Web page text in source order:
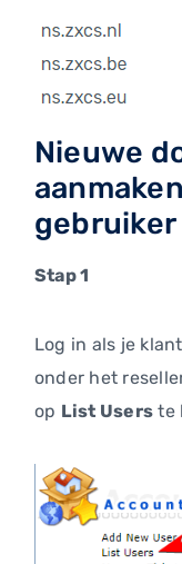
Nieuwe
gebruiker
Stap 1
Log in als je
onder het
op List Users te